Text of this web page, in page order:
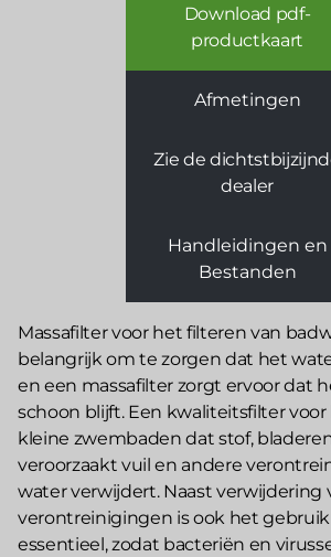
Download pdf-
productkaart
Afmetingen
Zie de
dealer
Handleidingen en
Bestanden
Massafilter voor het filteren van
belangrijk om te zorgen dat het
en een massafilter zorgt ervoor dat
schoon blijft. Een kwaliteitsfilter
kleine zwembaden dat stof,
veroorzaakt vuil en andere
water verwijdert. Naast verwijdering
verontreinigingen is ook het
essentieel, zodat bacteriën en